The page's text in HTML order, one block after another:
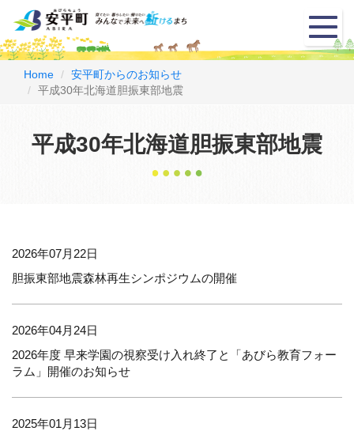
メ
ニ
ュ
Home
安平町からのお知らせ
平成30年北海道胆振東部地震
平成30年北海道胆振東部地震
2026年07月22日
胆振東部地震森林再生シンポジウムの開催
2026年04月24日
2026年度 早来学園の視察受け入れ終了と「あびら教育フォー
ラム」開催のお知らせ
2025年01月13日